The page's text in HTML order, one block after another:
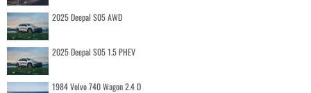
2025 Deepal S05 AWD
2025 Deepal S05 1.5 PHEV
1984 Volvo 740 Wagon 2.4 D